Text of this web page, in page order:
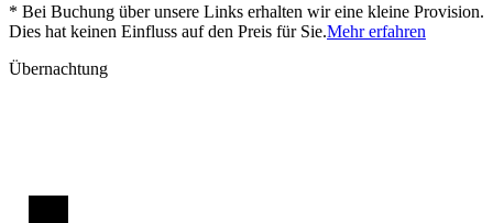
* Bei Buchung über unsere Links erhalten wir eine kleine Provision.
Dies hat keinen Einfluss auf den Preis für Sie.Mehr erfahren
Übernachtung